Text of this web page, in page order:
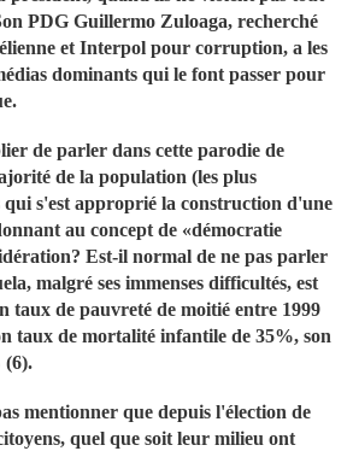
PDG Guillermo Zuloaga, recherché
et Interpol pour corruption, a les
dominants qui le font passer pour
de parler dans cette parodie de
de la population (les plus
qui s'est approprié la construction d'une
au concept de «démocratie
Est-il normal de ne pas parler
malgré ses immenses difficultés, est
taux de pauvreté de moitié entre 1999
taux de mortalité infantile de 35%, son
(6).
mentionner que depuis l'élection de
quel que soit leur milieu ont